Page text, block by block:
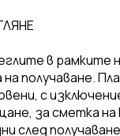
в рамките
получаване.
с
за сметка
след